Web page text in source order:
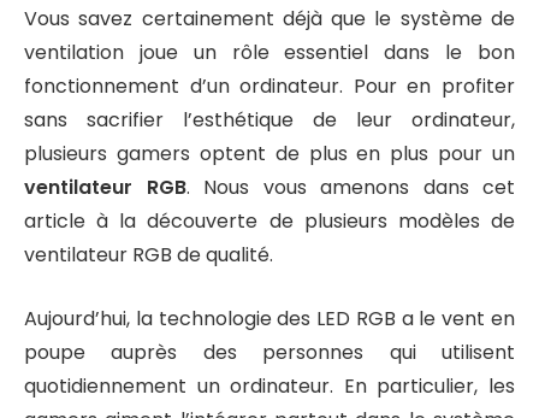
Vous savez certainement déjà que le système de
ventilation joue un rôle essentiel dans le bon
fonctionnement d’un ordinateur. Pour en profiter
sans sacrifier l’esthétique de leur ordinateur,
plusieurs gamers optent de plus en plus pour un
ventilateur RGB. Nous vous amenons dans cet
article à la découverte de plusieurs modèles de
ventilateur RGB de qualité.
Aujourd’hui, la technologie des LED RGB a le vent en
poupe auprès des personnes qui utilisent
quotidiennement un ordinateur. En particulier, les